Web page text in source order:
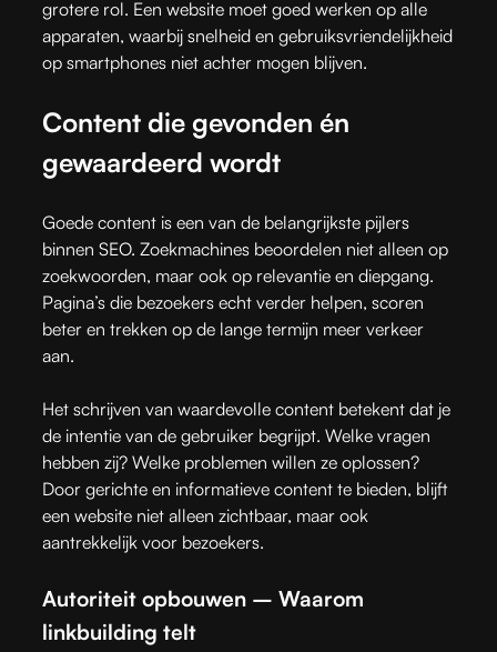
grotere rol. Een website moet goed werken op alle
apparaten, waarbij snelheid en gebruiksvriendelijkheid
op smartphones niet achter mogen blijven.
Content die gevonden én
gewaardeerd wordt
Goede content is een van de belangrijkste pijlers
binnen SEO. Zoekmachines beoordelen niet alleen op
zoekwoorden, maar ook op relevantie en diepgang.
Pagina’s die bezoekers echt verder helpen, scoren
beter en trekken op de lange termijn meer verkeer
aan.
Het schrijven van waardevolle content betekent dat je
de intentie van de gebruiker begrijpt. Welke vragen
hebben zij? Welke problemen willen ze oplossen?
Door gerichte en informatieve content te bieden, blijft
een website niet alleen zichtbaar, maar ook
aantrekkelijk voor bezoekers.
Autoriteit opbouwen – Waarom
linkbuilding telt